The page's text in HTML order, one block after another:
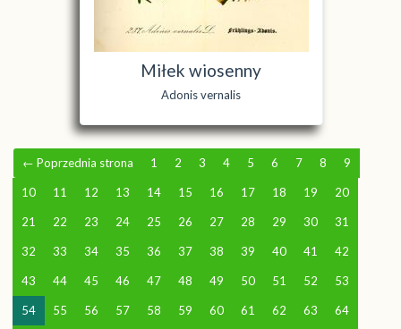
Miłek wiosenny
Adonis vernalis
← Poprzednia strona 1 2 3 4 5 6 7 8 9
10 11 12 13 14 15 16 17 18 19 20
21 22 23 24 25 26 27 28 29 30 31
32 33 34 35 36 37 38 39 40 41 42
43 44 45 46 47 48 49 50 51 52 53
54 55 56 57 58 59 60 61 62 63 64